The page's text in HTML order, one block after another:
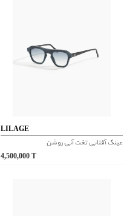
LILAGE
عینک آفتابی تخت آبی روشن
4,500,000